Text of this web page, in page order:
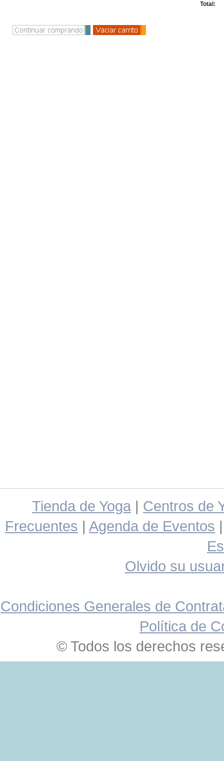
Total:
Tienda de Yoga | Centros de
Frecuentes | Agenda de Eventos
Olvido su
Condiciones Generales de
Política de
© Todos los derechos